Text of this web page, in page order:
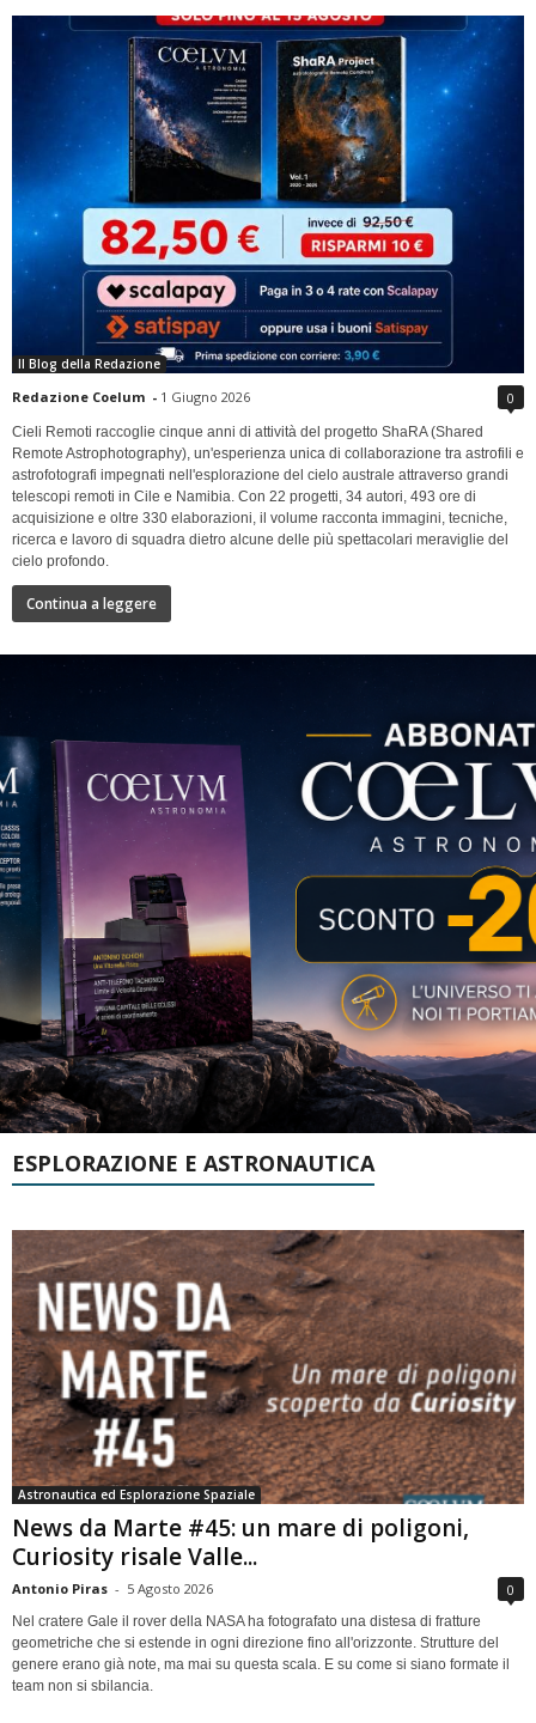
Il Blog della Redazione
Redazione Coelum - 1 Giugno 2026 0
Cieli Remoti raccoglie cinque anni di attività del progetto ShaRA (Shared
Remote Astrophotography), un'esperienza unica di collaborazione tra astrofili e
astrofotografi impegnati nell'esplorazione del cielo australe attraverso grandi
telescopi remoti in Cile e Namibia. Con 22 progetti, 34 autori, 493 ore di
acquisizione e oltre 330 elaborazioni, il volume racconta immagini, tecniche,
ricerca e lavoro di squadra dietro alcune delle più spettacolari meraviglie del
cielo profondo.
Continua a leggere
ESPLORAZIONE E ASTRONAUTICA
Astronautica ed Esplorazione Spaziale
News da Marte #45: un mare di poligoni,
Curiosity risale Valle...
Antonio Piras - 5 Agosto 2026 0
Nel cratere Gale il rover della NASA ha fotografato una distesa di fratture
geometriche che si estende in ogni direzione fino all'orizzonte. Strutture del
genere erano già note, ma mai su questa scala. E su come si siano formate il
team non si sbilancia.